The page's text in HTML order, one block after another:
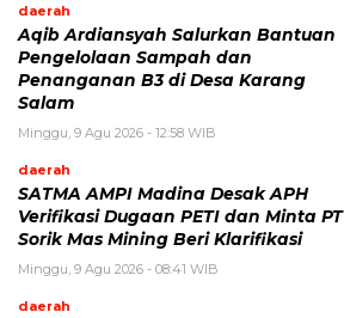
daerah
Aqib Ardiansyah Salurkan Bantuan
Pengelolaan Sampah dan
Penanganan B3 di Desa Karang
Salam
Minggu, 9 Agu 2026 - 12:58 WIB
daerah
SATMA AMPI Madina Desak APH
Verifikasi Dugaan PETI dan Minta PT
Sorik Mas Mining Beri Klarifikasi
Minggu, 9 Agu 2026 - 08:41 WIB
daerah